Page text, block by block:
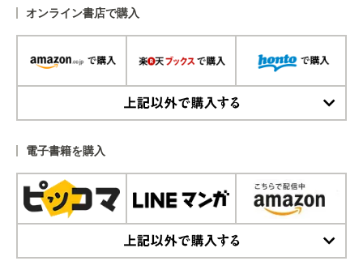
オンライン書店で購入
電子書籍を購入